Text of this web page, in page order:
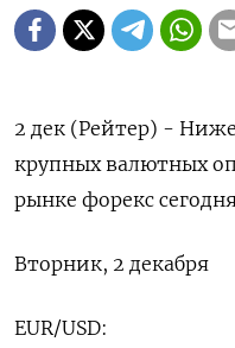
2 дек (Рейтер) -
крупных валютных
рынке форекс
Вторник, 2 декабря
EUR/USD: